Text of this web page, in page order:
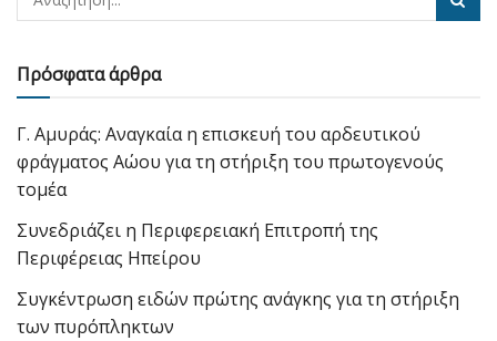
Πρόσφατα άρθρα
Γ. Αμυράς: Αναγκαία η επισκευή του αρδευτικού
φράγματος Αώου για τη στήριξη του πρωτογενούς
τομέα
Συνεδριάζει η Περιφερειακή Επιτροπή της
Περιφέρειας Ηπείρου
Συγκέντρωση ειδών πρώτης ανάγκης για τη στήριξη
των πυρόπληκτων